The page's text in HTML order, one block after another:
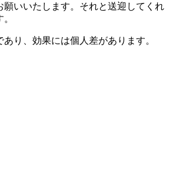
願いいたします。それと送迎してくれ
り、効果には個人差があります。